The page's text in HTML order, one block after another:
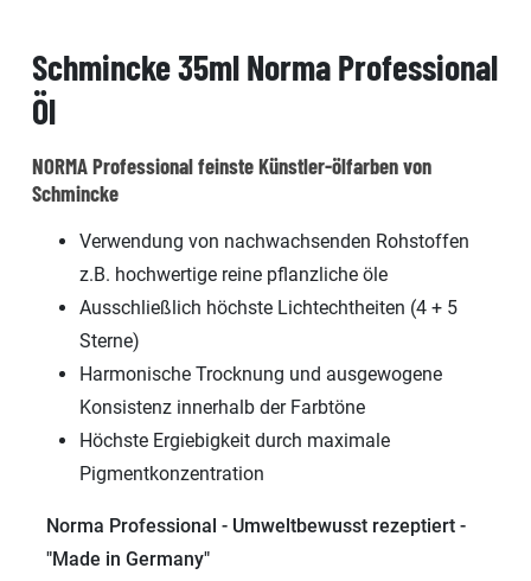
Schmincke 35ml Norma Professional
Öl
NORMA Professional feinste Künstler-ölfarben von
Schmincke
Verwendung von nachwachsenden Rohstoffen
z.B. hochwertige reine pflanzliche öle
Ausschließlich höchste Lichtechtheiten (4 + 5
Sterne)
Harmonische Trocknung und ausgewogene
Konsistenz innerhalb der Farbtöne
Höchste Ergiebigkeit durch maximale
Pigmentkonzentration
Norma Professional - Umweltbewusst rezeptiert -
"Made in Germany"